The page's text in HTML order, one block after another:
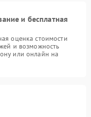
и бесплатная
оценка стоимости
и возможность
или онлайн на